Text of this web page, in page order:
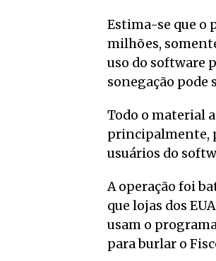
Estima-se que o
milhões,
uso do software
sonegação pode
Todo o material
principalmente,
usuários do
A operação foi
que lojas dos
usam o
para burlar o